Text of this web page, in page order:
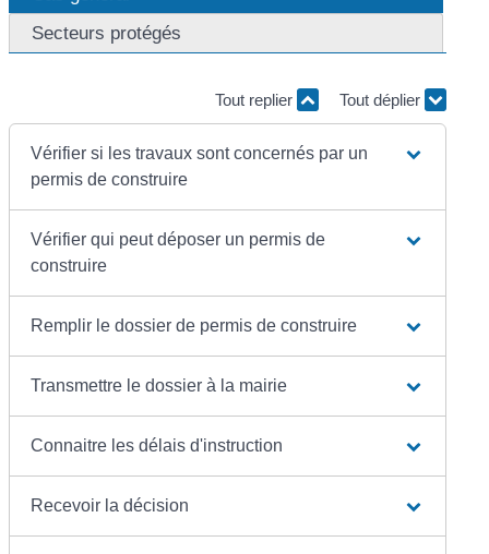
Secteurs protégés
Tout replier Tout déplier
Vérifier si les travaux sont concernés par un
permis de construire
Vérifier qui peut déposer un permis de
construire
Remplir le dossier de permis de construire
Transmettre le dossier à la mairie
Connaitre les délais d'instruction
Recevoir la décision